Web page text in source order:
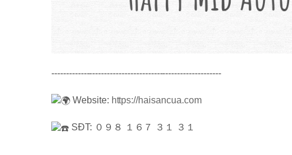
----------------------------------------------------------
Website: https://haisancua.com
SĐT: ０９８ １６７ ３１ ３１